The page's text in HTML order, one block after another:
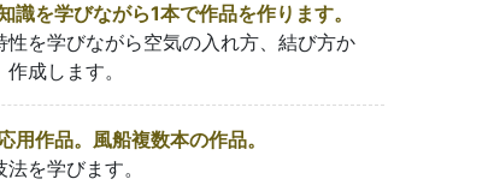
を学びながら1本で作品を作ります。
性を学びながら空気の入れ方、結び方か
成します。
作品。風船複数本の作品。
を学びます。